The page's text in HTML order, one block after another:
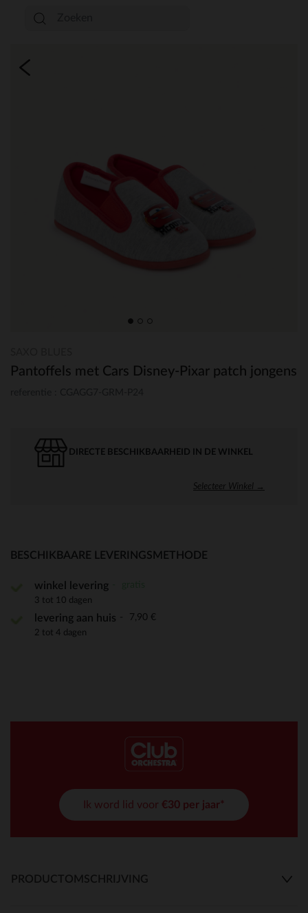
Pantoffels met Cars Disney-Pixar patch jongens
DIRECTE BESCHIKBAARHEID IN DE WINKEL
Selecteer Winkel →
BESCHIKBAARE LEVERINGSMETHODE
winkel levering
3 tot 10 dagen
levering aan huis 7,90 €
2 tot 4 dagen
Ik word lid voor €30 per jaar*
PRODUCTOMSCHRIJVING